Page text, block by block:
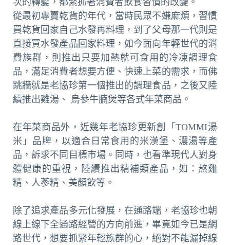
次的轉變，都緊抓著消費者飲食習慣的改變。
從最初專賣乾貨的年代，當時民眾不嫌麻煩，習慣
買乾貨回家自己水發再料理，到了父母那一代則是
直接買水發產品回家料理，如今面向年輕世代的消
費族群，則推出只要加熱就可食用的冷凍調理食
品，滿足消費者想要方便、快速上菜的需求，而佛
跳牆就是老協珍第一個推出的調理食品，之後又陸
續推出雞湯、 烏參牛腩煲等各式年菜商品。
在年菜商品外，近幾年老協珍更新創「TOMMI湯
米」品牌，以適合日常食用的米漢堡、濃湯等產
品，訴求不同目標市場。同時，也看準現代人對身
體健康的重視，陸續推出精補類產品，如：熬雞
精、人蔘精、美顏飲等。
除了追求產品多元化發展，在通路端，老協珍也朝
線上線下全通路經營的方向前進，畢竟如今已是網
路世代，想要抓緊年輕族群的心，絕對不能漏掉線